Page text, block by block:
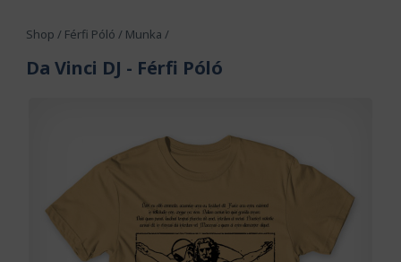
Shop / Férfi Póló / Munka /
Da Vinci DJ - Férfi Póló